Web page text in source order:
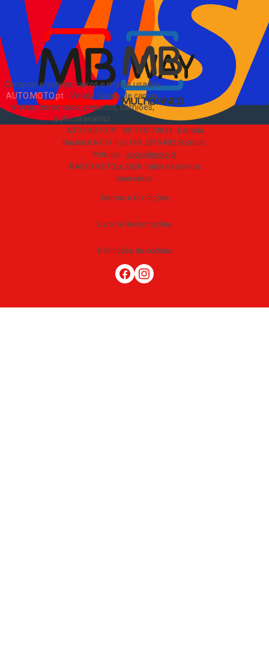
Comprar e vender carros e motas usadas
AUTO.MOTO.pt- Venda rápida de carros,
motas, comerciais, pesados, camiões,
autocaravanas
EN
Sobre Nós
AUTO.MOTO.PT · NIF 518174034 · Estrada
Nacional N10-1 loja 189, 2815-892 Sobreda,
Portugal · apoio@moto.pt
©AUTO.MOTO.pt 2026 Todos os direitos
reservados.
Termos e Condições
Livro de Reclamações
Definições de cookies